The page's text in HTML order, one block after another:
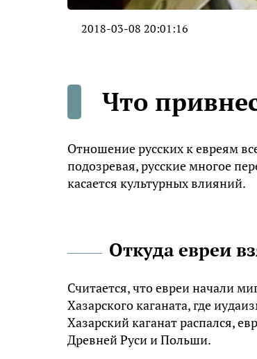
2018-03-08 20:01:16
Что
Отношение русских к евреям
подозревая, русские многое
касается культурных влияний.
Откуда евреи
Считается, что евреи начали
Хазарского каганата, где
Хазарский каганат распался,
Древней Руси и Польши.